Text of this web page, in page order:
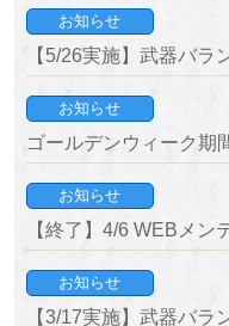
お知らせ
【5/26実施】武器バラ
お知らせ
ゴールデンウィーク期
お知らせ
【終了】4/6 WEBメン
お知らせ
【3/17実施】武器バラ